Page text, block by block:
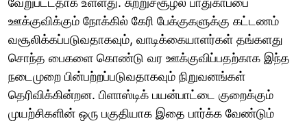
ஊக்குவிக்கும் நோக்கில் கேரி பேக்குகளுக்கு கட்டணம்
வசூலிக்கப்படுவதாகவும், வாடிக்கையாளர்கள் தங்களது
சொந்த பைகளை கொண்டு வர ஊக்குவிப்பதற்காக இந்த
நடைமுறை பின்பற்றப்படுவதாகவும் நிறுவனங்கள்
தெரிவிக்கின்றன. பிளாஸ்டிக் பயன்பாட்டை குறைக்கும்
முயற்சிகளின் ஒரு பகுதியாக இதை பார்க்க வேண்டும்